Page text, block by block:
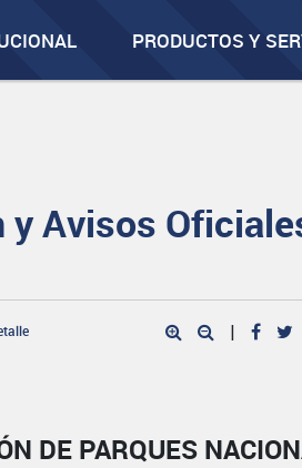
PRODUCTOS Y
y Avisos
|
DE PARQUES